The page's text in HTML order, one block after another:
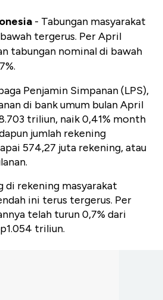
- Tabungan masyarakat
tergerus. Per April
tabungan nominal di bawah
Penjamin Simpanan (LPS),
di bank umum bulan April
triliun, naik 0,41% month
jumlah rekening
574,27 juta rekening, atau
di rekening masyarakat
ini terus tergerus. Per
telah turun 0,7% dari
triliun.